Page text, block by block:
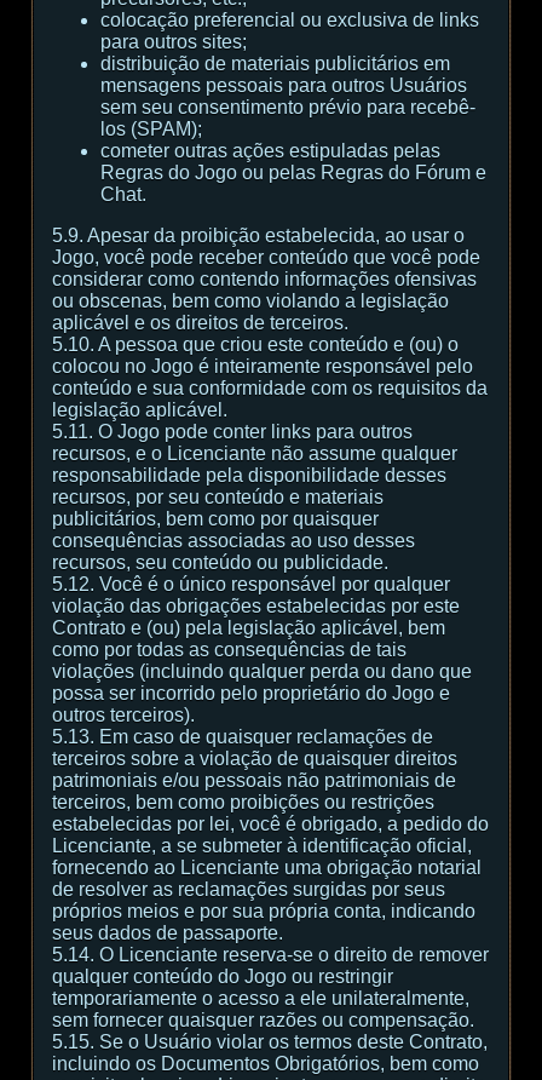
colocação preferencial ou exclusiva de links
para outros sites;
distribuição de materiais publicitários em
mensagens pessoais para outros Usuários
sem seu consentimento prévio para recebê-
los (SPAM);
cometer outras ações estipuladas pelas
Regras do Jogo ou pelas Regras do Fórum e
Chat.
5.9. Apesar da proibição estabelecida, ao usar o
Jogo, você pode receber conteúdo que você pode
considerar como contendo informações ofensivas
ou obscenas, bem como violando a legislação
aplicável e os direitos de terceiros.
5.10. A pessoa que criou este conteúdo e (ou) o
colocou no Jogo é inteiramente responsável pelo
conteúdo e sua conformidade com os requisitos da
legislação aplicável.
5.11. O Jogo pode conter links para outros
recursos, e o Licenciante não assume qualquer
responsabilidade pela disponibilidade desses
recursos, por seu conteúdo e materiais
publicitários, bem como por quaisquer
consequências associadas ao uso desses
recursos, seu conteúdo ou publicidade.
5.12. Você é o único responsável por qualquer
violação das obrigações estabelecidas por este
Contrato e (ou) pela legislação aplicável, bem
como por todas as consequências de tais
violações (incluindo qualquer perda ou dano que
possa ser incorrido pelo proprietário do Jogo e
outros terceiros).
5.13. Em caso de quaisquer reclamações de
terceiros sobre a violação de quaisquer direitos
patrimoniais e/ou pessoais não patrimoniais de
terceiros, bem como proibições ou restrições
estabelecidas por lei, você é obrigado, a pedido do
Licenciante, a se submeter à identificação oficial,
fornecendo ao Licenciante uma obrigação notarial
de resolver as reclamações surgidas por seus
próprios meios e por sua própria conta, indicando
seus dados de passaporte.
5.14. O Licenciante reserva-se o direito de remover
qualquer conteúdo do Jogo ou restringir
temporariamente o acesso a ele unilateralmente,
sem fornecer quaisquer razões ou compensação.
5.15. Se o Usuário violar os termos deste Contrato,
incluindo os Documentos Obrigatórios, bem como